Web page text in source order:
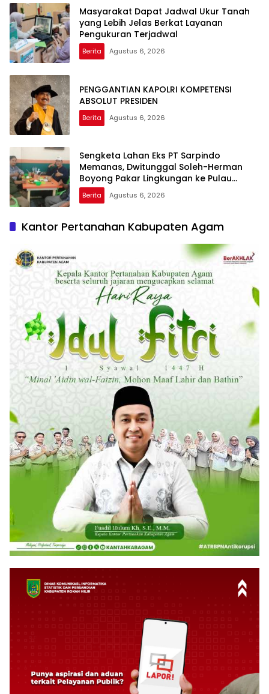
Masyarakat Dapat Jadwal Ukur Tanah
yang Lebih Jelas Berkat Layanan
Pengukuran Terjadwal
Berita Agustus 6, 2026
PENGGANTIAN KAPOLRI KOMPETENSI
ABSOLUT PRESIDEN
Berita Agustus 6, 2026
Sengketa Lahan Eks PT Sarpindo
Memanas, Dwitunggal Soleh-Herman
Boyong Pakar Lingkungan ke Pulau
Rupat
Berita Agustus 6, 2026
Kantor Pertanahan Kabupaten Agam